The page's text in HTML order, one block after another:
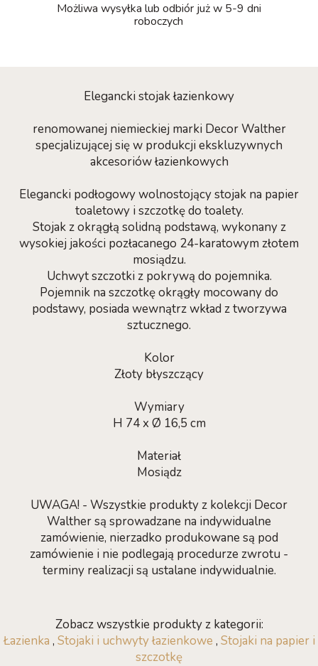
Możliwa wysyłka lub odbiór już w 5-9 dni
roboczych
Elegancki stojak łazienkowy
renomowanej niemieckiej marki Decor Walther
specjalizującej się w produkcji ekskluzywnych
akcesoriów łazienkowych
Elegancki podłogowy wolnostojący stojak na papier
toaletowy i szczotkę do toalety.
Stojak z okrągłą solidną podstawą, wykonany z
wysokiej jakości pozłacanego 24-karatowym złotem
mosiądzu.
Uchwyt szczotki z pokrywą do pojemnika.
Pojemnik na szczotkę okrągły mocowany do
podstawy, posiada wewnątrz wkład z tworzywa
sztucznego.
Kolor
Złoty błyszczący
Wymiary
H 74 x Ø 16,5 cm
Materiał
Mosiądz
UWAGA! - Wszystkie produkty z kolekcji Decor
Walther są sprowadzane na indywidualne
zamówienie, nierzadko produkowane są pod
zamówienie i nie podlegają procedurze zwrotu -
terminy realizacji są ustalane indywidualnie.
Zobacz wszystkie produkty z kategorii:
Łazienka , Stojaki i uchwyty łazienkowe , Stojaki na papier i
szczotkę